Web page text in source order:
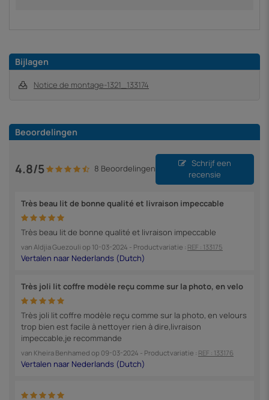
Bijlagen
Notice de montage-1321_133174
Beoordelingen
4.8/5 8 Beoordelingen
Schrijf een
recensie
Très beau lit de bonne qualité et livraison impeccable
Très beau lit de bonne qualité et livraison impeccable
van Aldjia Guezouli op 10-03-2024 - Productvariatie : REF : 133175
Très joli lit coffre modèle reçu comme sur la photo, en velo
Très joli lit coffre modèle reçu comme sur la photo, en velours
trop bien est facile à nettoyer rien à dire,livraison
impeccable,je recommande
van Kheira Benhamed op 09-03-2024 - Productvariatie : REF : 133176